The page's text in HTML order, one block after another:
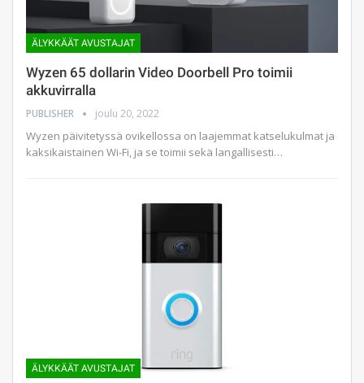
ÄLYKKÄÄT AVUSTAJAT
Wyzen 65 dollarin Video Doorbell Pro toimii
akkuvirralla
PUBLISHER joulu 20, 2022
Wyzen päivitetyssä ovikellossa on laajemmat katselukulmat ja
kaksikaistainen Wi-Fi, ja se toimii sekä langallisesti…
ÄLYKKÄÄT AVUSTAJAT